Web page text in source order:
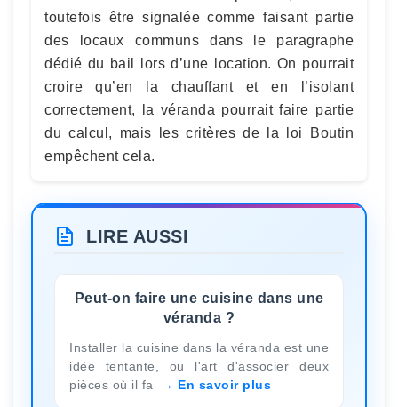
toutefois être signalée comme faisant partie
des locaux communs dans le paragraphe
dédié du bail lors d’une location. On pourrait
croire qu’en la chauffant et en l’isolant
correctement, la véranda pourrait faire partie
du calcul, mais les critères de la loi Boutin
empêchent cela.
LIRE AUSSI
Peut-on faire une cuisine dans une
véranda ?
Installer la cuisine dans la véranda est une
idée tentante, ou l'art d'associer deux
pièces où il fa
En savoir plus